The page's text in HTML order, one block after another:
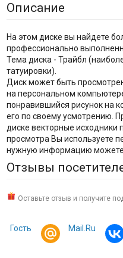
Описание
На этом диске вы найдете
профессионально
Тема диска - Трайбл
татуировки).
Диск может быть
на персональном
понравившийся рисунок на
его по своему усмотрению.
диске векторные исходники
просмотра Вы используете
нужную информацию можете
Отзывы
Оставьте отзыв и получите
Гость Mail.Ru